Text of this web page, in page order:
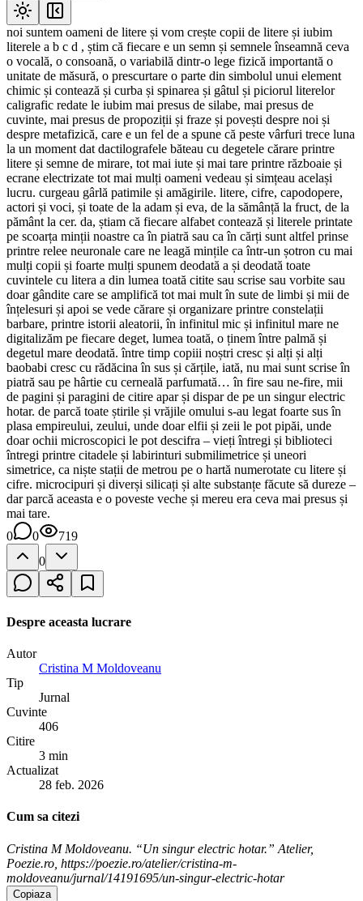
noi suntem oameni de litere și vom crește copii de litere și iubim
literele a b c d , știm că fiecare e un semn și semnele înseamnă ceva
o vocală, o consoană, o variabilă dintr-o lege fizică importantă o
unitate de măsură, o prescurtare o parte din simbolul unui element
chimic și contează și curba și spinarea și gâtul și piciorul literelor
caligrafic redate le iubim mai presus de silabe, mai presus de
cuvinte, mai presus de propoziții și fraze și povești despre noi și
despre metafizică, care e un fel de a spune că peste vârfuri trece luna
la un moment dat dactilografele băteau cu degetele cărare printre
litere și semne de mirare, tot mai iute și mai tare printre războaie și
ecrane electrizate tot mai mulți oameni vedeau și simțeau același
lucru. curgeau gârlă patimile și amăgirile. litere, cifre, capodopere,
actori și voci, și toate de la adam și eva, de la sămânță la fruct, de la
pământ la cer. da, știam că fiecare alfabet contează și literele printate
pe scoarța minții noastre ca în piatră sau ca în cărți sunt altfel prinse
printre relee neuronale care ne leagă mințile ca într-un șotron cu mai
mulți copii și foarte mulți spunem deodată a și deodată toate
cuvintele cu litera a din lumea toată citite sau scrise sau vorbite sau
doar gândite care se amplifică tot mai mult în sute de limbi și mii de
înțelesuri și apoi se vede cărare și organizare printre constelații
barbare, printre istorii aleatorii, în infinitul mic și infinitul mare ne
digitalizăm pe fiecare deget, lumea toată, o ținem între palmă și
degetul mare deodată. între timp copiii noștri cresc și alți și alți
baobabi cresc cu rădăcina în sus și cărțile, iată, nu mai sunt scrise în
piatră sau pe hârtie cu cerneală parfumată… în fire sau ne-fire, mii
de pagini și paragini de citire apar și dispar de pe un singur electric
hotar. de parcă toate știrile și vrăjile omului s-au legat foarte sus în
plasa empireului, zeului, unde doar elfii și zeii le pot pipăi, unde
doar ochii microscopici le pot descifra – vieți întregi și biblioteci
întregi printre citadele și labirinturi submilimetrice și uneori
simetrice, ca niște stații de metrou pe o hartă numerotate cu litere și
cifre. microcipuri și diverși silicați și alte substanțe făcute să dureze –
dar parcă aceasta e o poveste veche și mereu era ceva mai presus și
mai tare.
0
0
719
0
Despre aceasta lucrare
Autor
Cristina M Moldoveanu
Tip
Jurnal
Cuvinte
406
Citire
3 min
Actualizat
28 feb. 2026
Cum sa citezi
Cristina M Moldoveanu. “Un singur electric hotar.” Atelier,
Poezie.ro, https://poezie.ro/atelier/cristina-m-
moldoveanu/jurnal/14191695/un-singur-electric-hotar
Copiaza